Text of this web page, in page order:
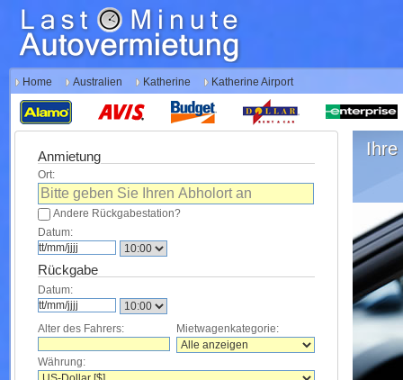
Home Australien Katherine Katherine Airport
Anmietung
Ort:
Andere Rückgabestation?
Datum:
Rückgabe
Datum:
Alter des Fahrers: Mietwagenkategorie:
Währung:
Ihre